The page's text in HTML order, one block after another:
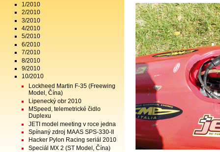
1/2010
2/2010
3/2010
4/2010
5/2010
6/2010
7/2010
8/2010
9/2010
10/2010
Lockheed Martin F-35 (Freewing
Model, Čína)
Lipenecký obr 2010
MSpeed, telemetrické čidlo
Duplexu
JETI model meeting v roce jedna
Spínaný zdroj MAAS SPS-330-II
Hacker Pylon Racing seriál 2010
Speciál MX 2 (ST Model, Čína)